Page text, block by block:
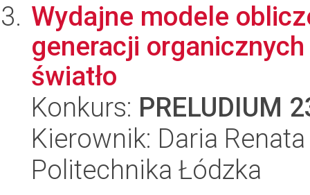
Wydajne modele
generacji
światło
Konkurs: PRELUDIUM
Kierownik: Daria
Politechnika Łódzka